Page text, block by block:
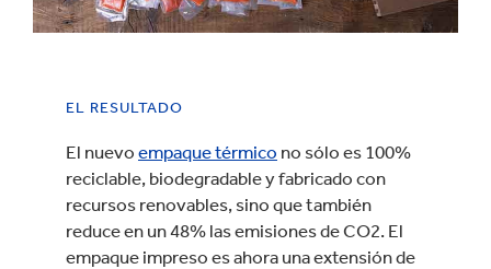
EL RESULTADO
El nuevo empaque térmico no sólo es 100%
reciclable, biodegradable y fabricado con
recursos renovables, sino que también
reduce en un 48% las emisiones de CO2. El
empaque impreso es ahora una extensión de